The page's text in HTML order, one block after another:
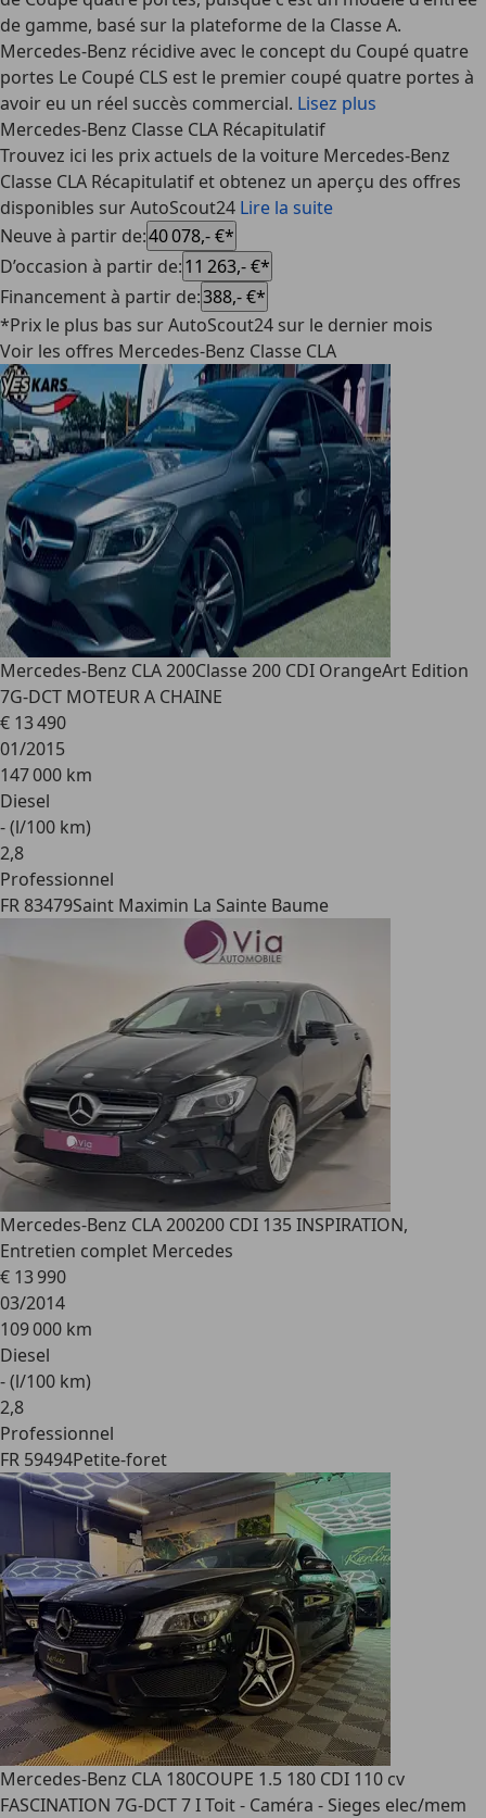
de gamme, basé sur la plateforme de la Classe A.
Mercedes-Benz récidive avec le concept du Coupé quatre
portes Le Coupé CLS est le premier coupé quatre portes à
avoir eu un réel succès commercial. Lisez plus
Mercedes-Benz Classe CLA Récapitulatif
Trouvez ici les prix actuels de la voiture Mercedes-Benz
Classe CLA Récapitulatif et obtenez un aperçu des offres
disponibles sur AutoScout24 Lire la suite
Neuve à partir de:40 078,- €*
D’occasion à partir de:11 263,- €*
Financement à partir de:388,- €*
*Prix le plus bas sur AutoScout24 sur le dernier mois
Voir les offres Mercedes-Benz Classe CLA
Mercedes-Benz CLA 200Classe 200 CDI OrangeArt Edition
7G-DCT MOTEUR A CHAINE
€ 13 490
01/2015
147 000 km
Diesel
- (l/100 km)
2,8
Professionnel
FR 83479Saint Maximin La Sainte Baume
Mercedes-Benz CLA 200200 CDI 135 INSPIRATION,
Entretien complet Mercedes
€ 13 990
03/2014
109 000 km
Diesel
- (l/100 km)
2,8
Professionnel
FR 59494Petite-foret
Mercedes-Benz CLA 180COUPE 1.5 180 CDI 110 cv
FASCINATION 7G-DCT 7 I Toit - Caméra - Sieges elec/mem